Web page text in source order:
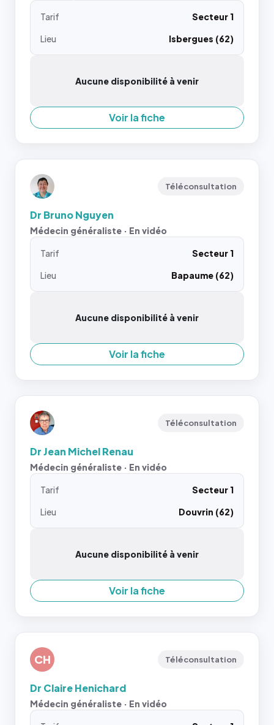
Tarif
Secteur 1
Lieu
Isbergues (62)
Aucune disponibilité à venir
Voir la fiche
Téléconsultation
Dr Bruno Nguyen
Médecin généraliste · En vidéo
Tarif
Secteur 1
Lieu
Bapaume (62)
Aucune disponibilité à venir
Voir la fiche
Téléconsultation
Dr Jean Michel Renau
Médecin généraliste · En vidéo
Tarif
Secteur 1
Lieu
Douvrin (62)
Aucune disponibilité à venir
Voir la fiche
CH Téléconsultation
Dr Claire Henichard
Médecin généraliste · En vidéo